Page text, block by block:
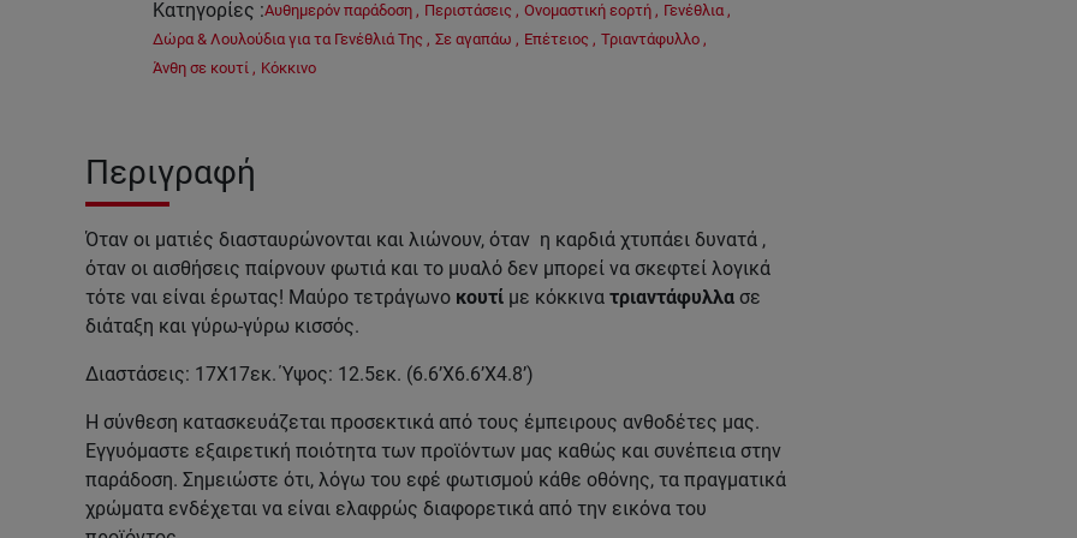
Κατηγορίες :Αυθημερόν παράδοση , Περιστάσεις , Ονομαστική εορτή , Γενέθλια ,
Δώρα & Λουλούδια για τα Γενέθλιά Της , Σε αγαπάω , Επέτειος , Τριαντάφυλλο ,
Άνθη σε κουτί , Κόκκινο
Περιγραφή
Όταν οι ματιές διασταυρώνονται και λιώνουν, όταν η καρδιά χτυπάει δυνατά ,
όταν οι αισθήσεις παίρνουν φωτιά και το μυαλό δεν μπορεί να σκεφτεί λογικά
τότε ναι είναι έρωτας! Μαύρο τετράγωνο κουτί με κόκκινα τριαντάφυλλα σε
διάταξη και γύρω-γύρω κισσός.
Διαστάσεις: 17Χ17εκ. Ύψος: 12.5εκ. (6.6’Χ6.6’Χ4.8’)
Η σύνθεση κατασκευάζεται προσεκτικά από τους έμπειρους ανθοδέτες μας.
Εγγυόμαστε εξαιρετική ποιότητα των προϊόντων μας καθώς και συνέπεια στην
παράδοση. Σημειώστε ότι, λόγω του εφέ φωτισμού κάθε οθόνης, τα πραγματικά
χρώματα ενδέχεται να είναι ελαφρώς διαφορετικά από την εικόνα του